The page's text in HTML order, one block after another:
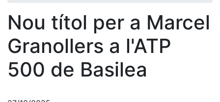
Història
història
Cronologia
Presidents
Organització
Nou títol per a Marcel
Granollers a l'ATP
500 de Basilea